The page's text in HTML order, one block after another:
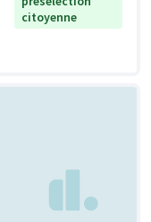
citoyenne